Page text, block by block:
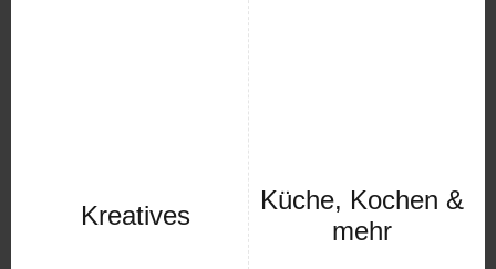
Kreatives
Küche, Kochen &
mehr